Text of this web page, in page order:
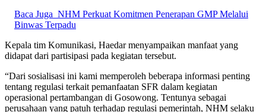
Baca Juga NHM Perkuat Komitmen Penerapan GMP Melalui
Binwas Terpadu
Kepala tim Komunikasi, Haedar menyampaikan manfaat yang
didapat dari partisipasi pada kegiatan tersebut.
“Dari sosialisasi ini kami memperoleh beberapa informasi penting
tentang regulasi terkait pemanfaatan SFR dalam kegiatan
operasional pertambangan di Gosowong. Tentunya sebagai
perusahaan yang patuh terhadap regulasi pemerintah, NHM selaku